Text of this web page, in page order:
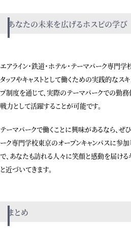
あなたの未来を広げるホスピの学び
エアライン・鉄道・ホテル・テーマパーク専門
タッフやキャストとして働くための実践的なス
プ制度を通じて、実際のテーマパークでの勤
戦力として活躍することが可能です。
テーマパークで働くことに興味があるなら、ぜ
ーク専門学校東京のオープンキャンパスに参
で、あなたも訪れる人々に笑顔と感動を届ける
と近づいてきます。
まとめ